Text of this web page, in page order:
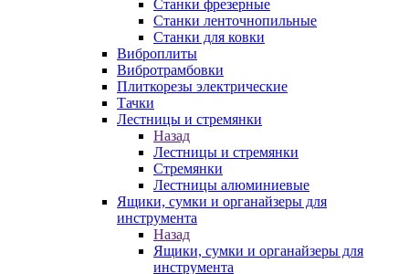
Станки фрезерные
Станки ленточнопильные
Станки для ковки
Виброплиты
Вибротрамбовки
Плиткорезы электрические
Тачки
Лестницы и стремянки
Назад
Лестницы и стремянки
Стремянки
Лестницы алюминиевые
Ящики, сумки и органайзеры для
инструмента
Назад
Ящики, сумки и органайзеры для
инструмента